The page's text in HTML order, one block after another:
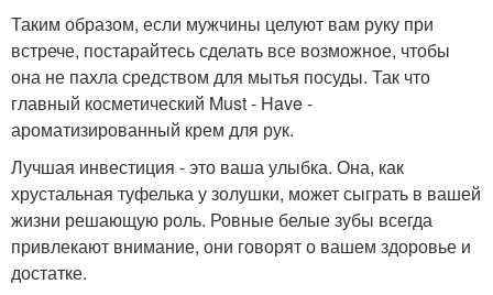
Таким образом, если мужчины целуют вам руку при
встрече, постарайтесь сделать все возможное, чтобы
она не пахла средством для мытья посуды. Так что
главный косметический Must - Have -
ароматизированный крем для рук.
Лучшая инвестиция - это ваша улыбка. Она, как
хрустальная туфелька у золушки, может сыграть в вашей
жизни решающую роль. Ровные белые зубы всегда
привлекают внимание, они говорят о вашем здоровье и
достатке.